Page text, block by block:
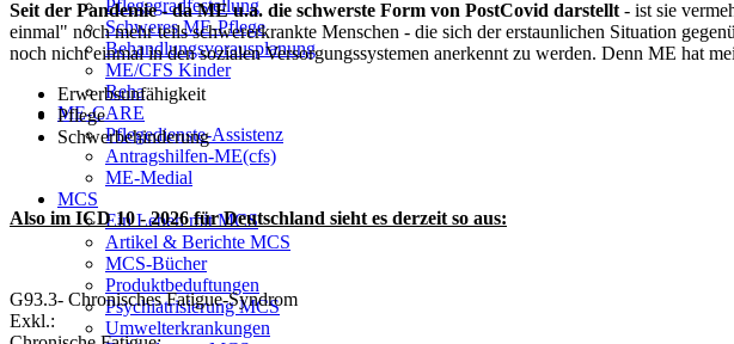
Pflegegradfestellung
Schweres ME-Pflege
Behandlungsvorausplanung
ME/CFS Kinder
Reha
ME-CARE
Pflegedienste-Assistenz
Antragshilfen-ME(cfs)
ME-Medial
MCS
Ein Leben mit MCS
Artikel & Berichte MCS
MCS-Bücher
Produktbeduftungen
Psychiatrisierung MCS
Umwelterkrankungen
Seit der Pandemie - da ME u.a. die schwerste Form von PostCovid darstellt - ist sie
einmal" noch mehr teils schwererkrankte Menschen - die sich der erstaunlichen Situation
noch nicht einmal in den sozialen Versorgungssystemen anerkennt zu werden. Denn ME hat
Erwerbsunfähigkeit
Pflege
Schwerbehinderung
Also im ICD 10 - 2026 für Deutschland sieht es derzeit so aus:
G93.3- Chronisches Fatigue-Syndrom
Exkl.: